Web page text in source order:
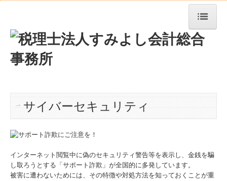
トップページ
事務所紹介
業務案内
料金について
求人情報
交通案内
サイバーセキュリティ
インターネット閲覧中に偽のセキュリティ警告等を表示し、金銭を騙
し取ろうとする「サポート詐欺」が全国的に多発しています。
被害に遭わないためには、その特徴や対処方法を知っておくことが重